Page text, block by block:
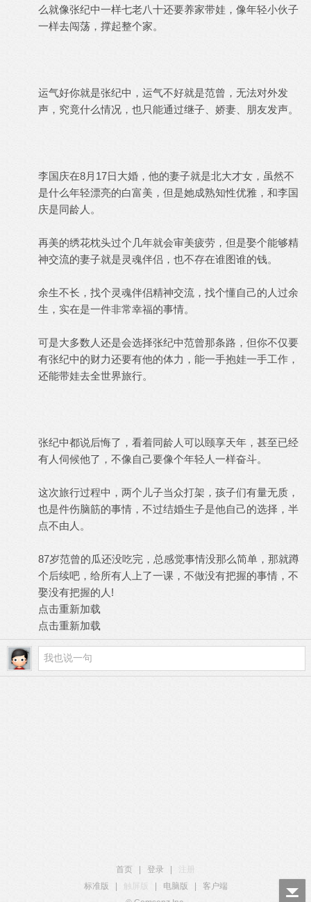
么就像张纪中一样七老八十还要养家带娃，像年轻小伙子
一样去闯荡，撑起整个家。
运气好你就是张纪中，运气不好就是范曾，无法对外发
声，究竟什么情况，也只能通过继子、娇妻、朋友发声。
李国庆在8月17日大婚，他的妻子就是北大才女，虽然不
是什么年轻漂亮的白富美，但是她成熟知性优雅，和李国
庆是同龄人。
再美的绣花枕头过个几年就会审美疲劳，但是娶个能够精
神交流的妻子就是灵魂伴侣，也不存在谁图谁的钱。
余生不长，找个灵魂伴侣精神交流，找个懂自己的人过余
生，实在是一件非常幸福的事情。
可是大多数人还是会选择张纪中范曾那条路，但你不仅要
有张纪中的财力还要有他的体力，能一手抱娃一手工作，
还能带娃去全世界旅行。
张纪中都说后悔了，看着同龄人可以颐享天年，甚至已经
有人伺候他了，不像自己要像个年轻人一样奋斗。
这次旅行过程中，两个儿子当众打架，孩子们有量无质，
也是件伤脑筋的事情，不过结婚生子是他自己的选择，半
点不由人。
87岁范曾的瓜还没吃完，总感觉事情没那么简单，那就蹲
个后续吧，给所有人上了一课，不做没有把握的事情，不
娶没有把握的人!
点击重新加载
点击重新加载
首页 登录
标准版
电脑版
客户端